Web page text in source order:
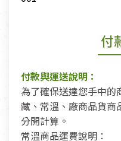
付
付款與運送說明：
為了確保送達您手中
藏、常溫、廠商品貨商
分開計算。
常溫商品運費說明：